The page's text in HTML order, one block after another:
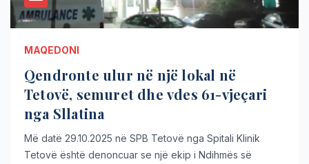
MAQEDONI
Qendronte ulur në një lokal në
Tetovë, semuret dhe vdes 61-vjeçari
nga Sllatina
Më datë 29.10.2025 në SPB Tetovë nga Spitali Klinik
Tetovë është denoncuar se një ekip i Ndihmës së